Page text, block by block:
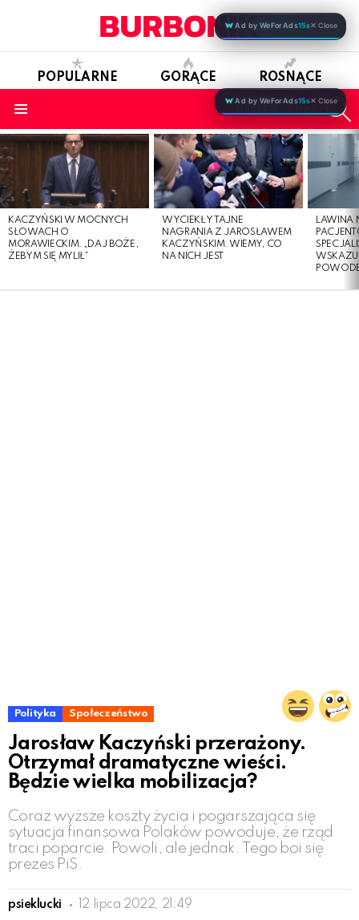
POPULARNE GORĄCE ROSNĄCE
LATEST
KACZYŃSKI W MOCNYCH
SŁOWACH O
MORAWIECKIM. „DAJ BOŻE,
ŻEBYM SIĘ MYLIŁ”
WYCIEKŁY TAJNE
NAGRANIA Z JAROSŁAWEM
KACZYŃSKIM. WIEMY, CO
NA NICH JEST
LAWINA
Polityka Społeczeństwo
Jarosław Kaczyński przerażony.
Otrzymał dramatyczne wieści.
Będzie wielka mobilizacja?
Coraz wyższe koszty życia i pogarszająca się
sytuacja finansowa Polaków powoduje, że rząd
traci poparcie. Powoli, ale jednak. Tego boi się
prezes PiS.
psieklucki 12 lipca 2022, 21:49
Ad by WeForAds15s✕ Close
Ad by WeForAds15s✕ Close